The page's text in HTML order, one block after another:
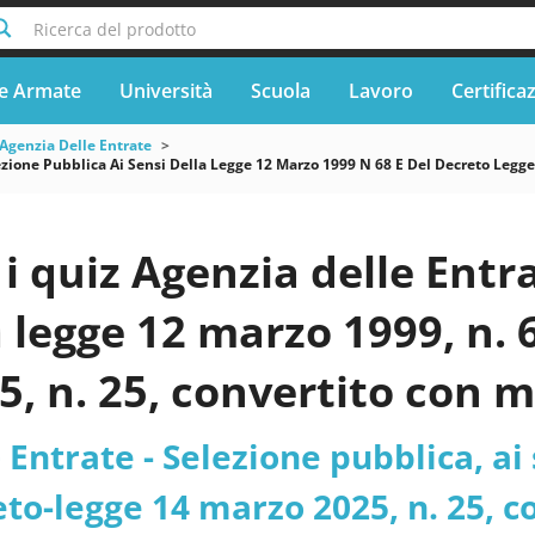
Ricerca del prodotto
Armate Università Scuola Lavoro
Agenzia Delle Entrate
Pubblica Ai Sensi Della Legge 12 Marzo 1999 N 68 E Del Decreto
quiz Agenzia delle
12 marzo 1999, n.
n. 25, convertito con
n. 69, per
l’area assistenti,
- Selezione pubblica,
legge 14 marzo 2025, n.